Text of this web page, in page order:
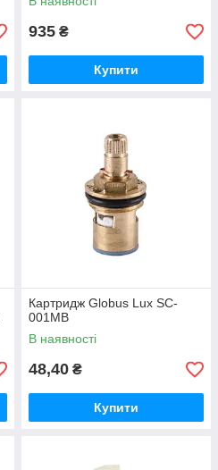
935 ₴
Купити
Картридж Globus Lux SC-
001MB
В наявності
48,40 ₴
Купити